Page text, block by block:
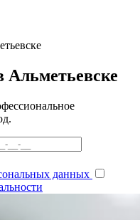
Альметьевске
данных